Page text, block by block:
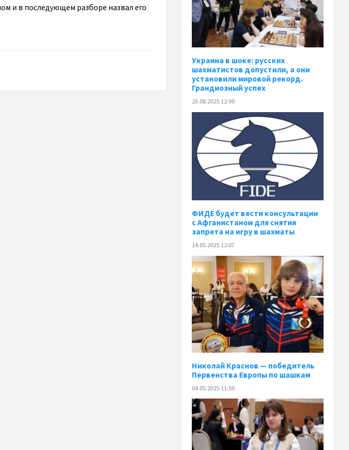
и в последующем разборе назвал его
Украина в шоке: русских
шахматистов допустили, а они
установили мировой рекорд.
Грандиозный успех
23.08.2025 12:00
ФИДЕ будет вести консультации
с Афганистаном для снятия
запрета на игру в шахматы
14.05.2025 12:07
Николай Краснов — победитель
Первенства Европы по шашкам
04.05.2025 11:59